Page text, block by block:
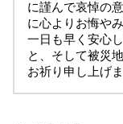
に謹んで哀悼の
に心よりお悔や
一日も早く安心
と、そして被災
お祈り申し上げま